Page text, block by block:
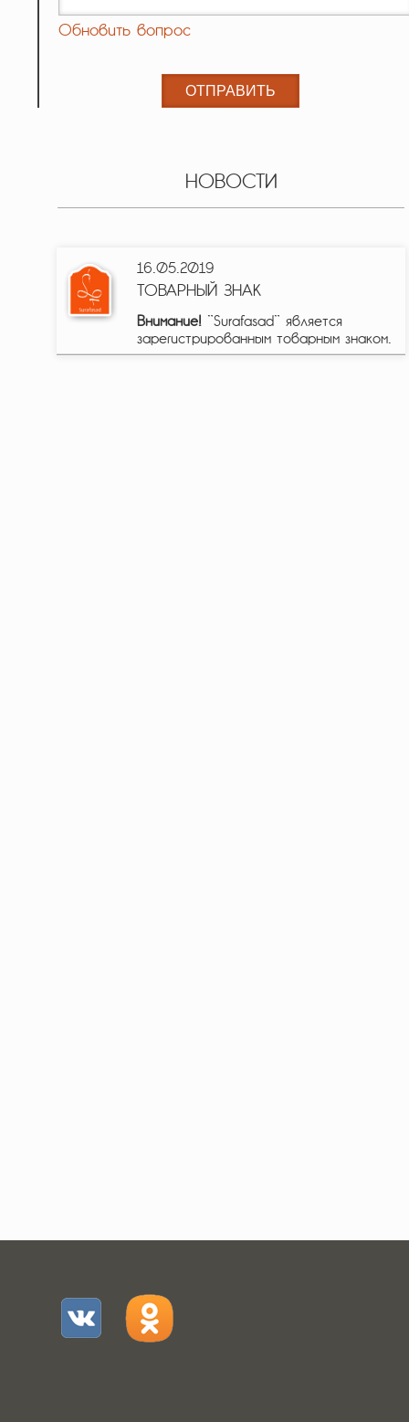
Обновить вопрос
НОВОСТИ
16.05.2019
ТОВАРНЫЙ ЗНАК
Внимание! "Surafasad" является
зарегистрированным товарным знаком.